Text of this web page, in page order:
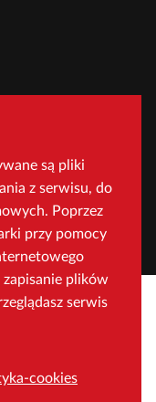
są pliki
z serwisu, do
Poprzez
przy pomocy
zapisanie plików
serwis
cookies